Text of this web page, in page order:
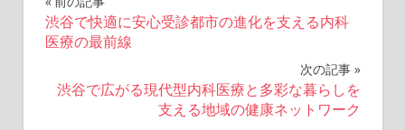
投
稿
ナ
渋谷で快適に安心受診都市の進化を支える内科
医療の最前線
次の記事
渋谷で広がる現代型内科医療と多彩な暮らしを
支える地域の健康ネットワーク